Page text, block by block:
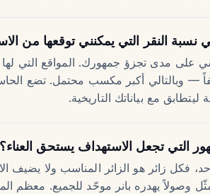
نسبة النقر التي يمكنني توقعها من
مدى تجزؤ جمهورك. المواقع التي لها
— وبالتالي أكبر مكسب محتمل. تضع
مع بياناتك التاريخية.
التي تجعل الاستهداف يستحق العناء؟
فكل زائر هو الزائر المناسب ولا يضيف
وصولاً يهدره بانر موحّد للجميع. معظم